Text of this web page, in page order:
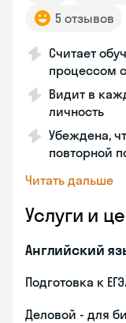
5 отзывов
Считает
процессом
Видит в
личность
Убеждена,
повторной
Читать дальше
Услуги и
Английский
Подготовка к
Деловой - для